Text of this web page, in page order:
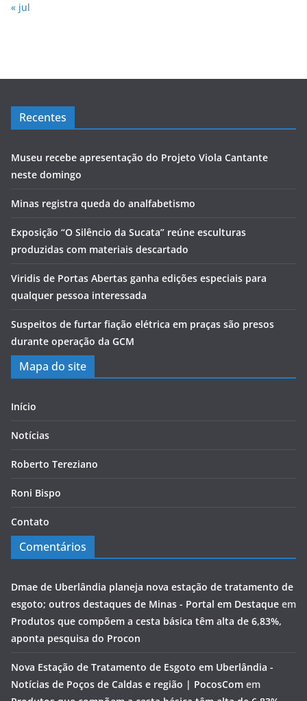
« jul
Recentes
Museu recebe apresentação do Projeto Viola Cantante
neste domingo
Minas registra queda do analfabetismo
Exposição “O Silêncio da Sucata” reúne esculturas
produzidas com materiais descartado
Viridis de Portas Abertas ganha edições especiais para
qualquer pessoa interessada
Suspeitos de furtar fiação elétrica em praças são presos
durante operação da GCM
Mapa do site
Início
Notícias
Roberto Tereziano
Roni Bispo
Contato
Comentários
Dmae de Uberlândia planeja nova estação de tratamento de
esgoto; outros destaques de Minas - Portal em Destaque em
Produtos que compõem a cesta básica têm alta de 6,83%,
aponta pesquisa do Procon
Nova Estação de Tratamento de Esgoto em Uberlândia -
Notícias de Poços de Caldas e região | PocosCom em